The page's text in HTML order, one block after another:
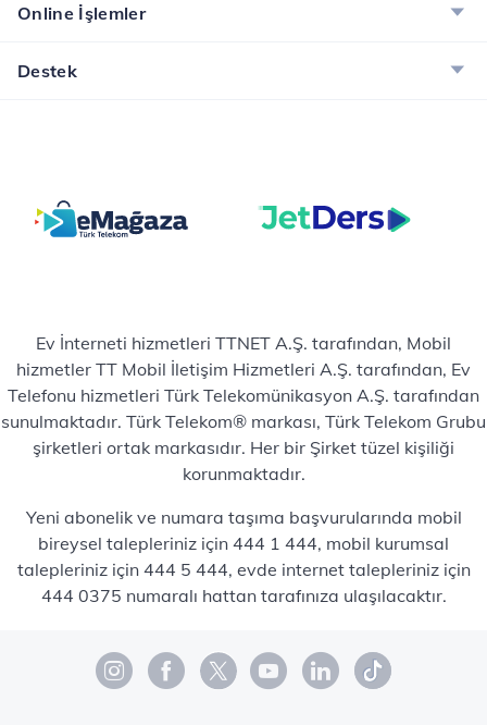
Online İşlemler
Destek
Ev İnterneti hizmetleri TTNET A.Ş. tarafından, Mobil
hizmetler TT Mobil İletişim Hizmetleri A.Ş. tarafından, Ev
Telefonu hizmetleri Türk Telekomünikasyon A.Ş. tarafından
sunulmaktadır. Türk Telekom® markası, Türk Telekom Grubu
şirketleri ortak markasıdır. Her bir Şirket tüzel kişiliği
korunmaktadır.
Yeni abonelik ve numara taşıma başvurularında mobil
bireysel talepleriniz için 444 1 444, mobil kurumsal
talepleriniz için 444 5 444, evde internet talepleriniz için
444 0375 numaralı hattan tarafınıza ulaşılacaktır.